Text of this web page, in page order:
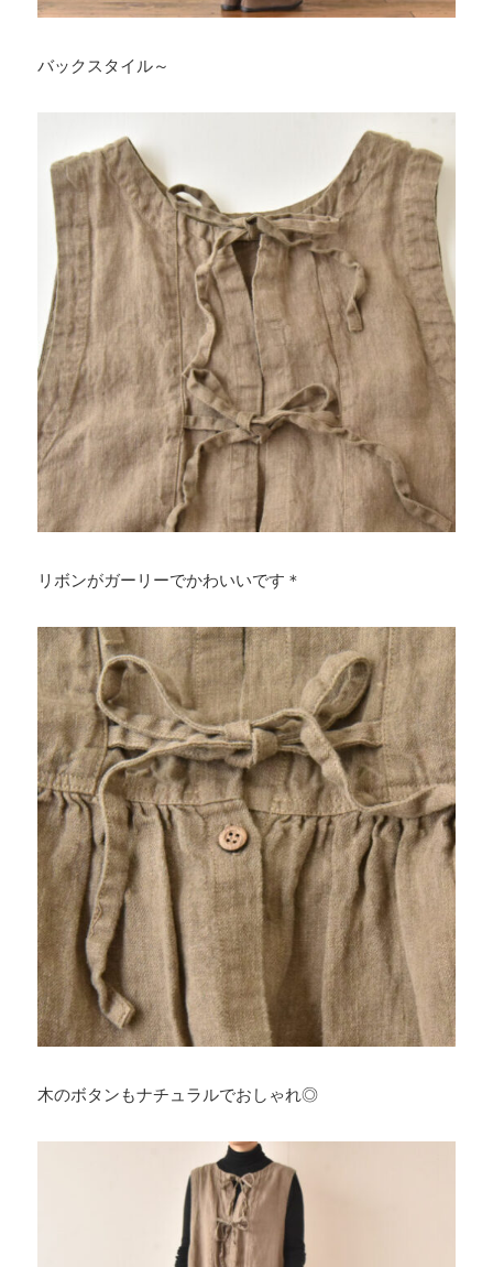
バックスタイル～
リボンがガーリーでかわいいです＊
木のボタンもナチュラルでおしゃれ◎